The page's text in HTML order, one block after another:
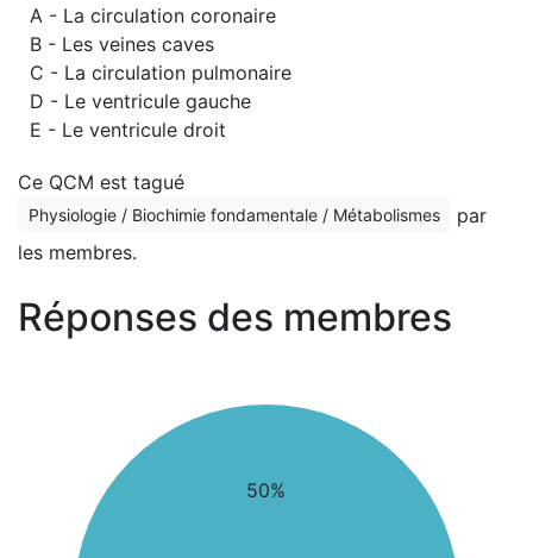
A - La circulation coronaire
B - Les veines caves
C - La circulation pulmonaire
D - Le ventricule gauche
E - Le ventricule droit
Ce QCM est tagué
Physiologie / Biochimie fondamentale / Métabolismes
par
les membres.
Réponses des membres
50%